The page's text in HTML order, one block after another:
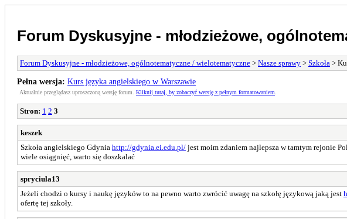
Forum Dyskusyjne - młodzieżowe,
Forum Dyskusyjne - młodzieżowe, ogólnotematyczne / wielotematyczne > Nasze sprawy > Szkoła >
Pełna wersja: Kurs języka angielskiego w Warszawie
Aktualnie przeglądasz uproszczoną wersję forum. Kliknij tutaj, by zobaczyć wersję z pełnym formatowaniem
Stron: 1 2 3
keszek
Szkoła angielskiego Gdynia http://gdynia.ei.edu.pl/ jest moim zdaniem najlepsza w tamtym rejonie
wiele osiągnięć, warto się doszkalać
spryciula13
Jeżeli chodzi o kursy i naukę języków to na pewno warto zwrócić uwagę na szkołę językową jaką jest
ofertę tej szkoły.